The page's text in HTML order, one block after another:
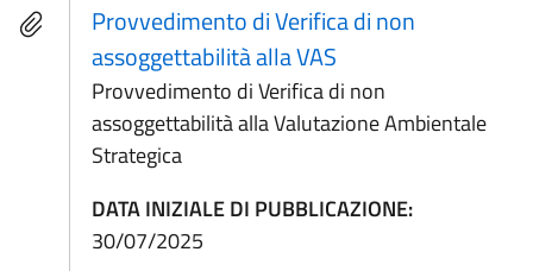
Provvedimento di Verifica di non
assoggettabilità alla VAS
Provvedimento di Verifica di non
assoggettabilità alla Valutazione Ambientale
Strategica
DATA INIZIALE DI PUBBLICAZIONE:
30/07/2025